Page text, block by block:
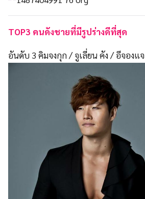
TOP3 คนดังชายที่มีรูปร่างดีที่สุด
อันดับ 3 คิมจงกุก / จูเลี่ยน คัง / อีจองแจ